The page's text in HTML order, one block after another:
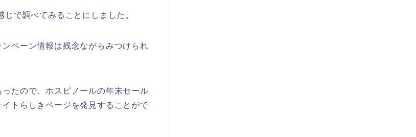
で調べてみることにしました。
ペーン情報は残念ながらみつけられ
たので、ホスピノールの年末セール
トらしきページを発見することがで